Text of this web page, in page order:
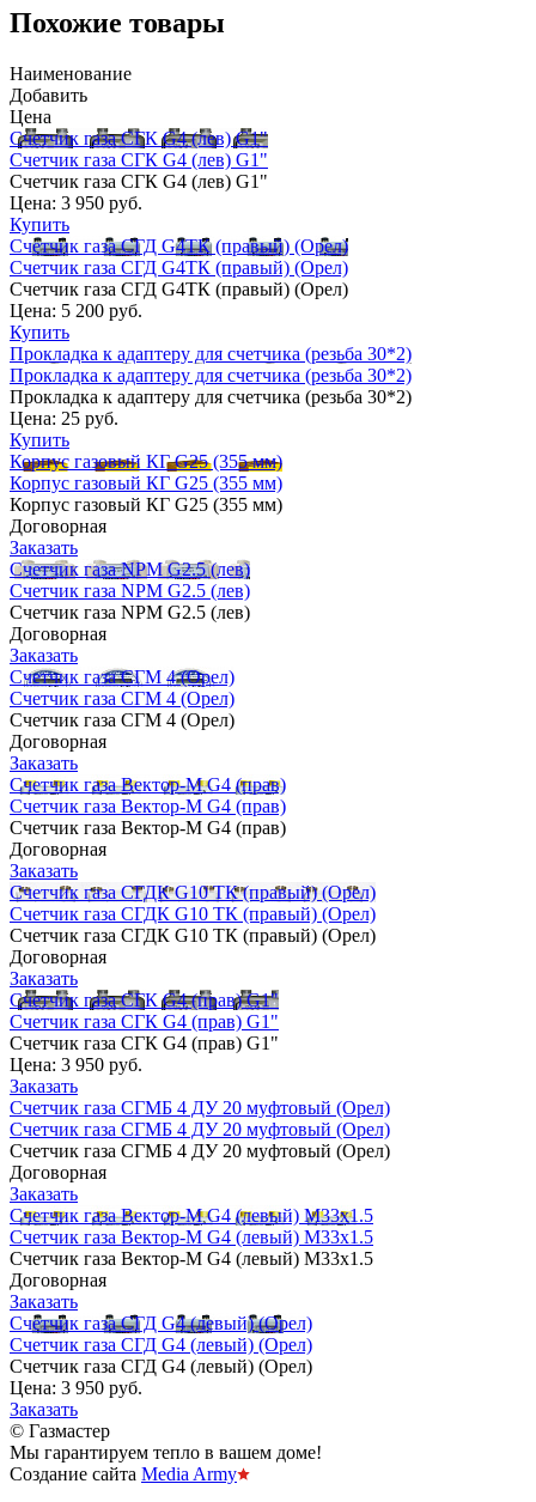
Похожие товары
Наименование
Добавить
Цена
Счетчик газа СГК G4 (лев) G1"
Счетчик газа СГК G4 (лев) G1"
Счетчик газа СГК G4 (лев) G1"
Цена: 3 950 руб.
Купить
Счетчик газа СГД G4ТК (правый) (Орел)
Счетчик газа СГД G4ТК (правый) (Орел)
Счетчик газа СГД G4ТК (правый) (Орел)
Цена: 5 200 руб.
Купить
Прокладка к адаптеру для счетчика (резьба 30*2)
Прокладка к адаптеру для счетчика (резьба 30*2)
Прокладка к адаптеру для счетчика (резьба 30*2)
Цена: 25 руб.
Купить
Корпус газовый КГ G25 (355 мм)
Корпус газовый КГ G25 (355 мм)
Корпус газовый КГ G25 (355 мм)
Договорная
Заказать
Счетчик газа NPM G2.5 (лев)
Счетчик газа NPM G2.5 (лев)
Счетчик газа NPM G2.5 (лев)
Договорная
Заказать
Счетчик газа СГМ 4 (Орел)
Счетчик газа СГМ 4 (Орел)
Счетчик газа СГМ 4 (Орел)
Договорная
Заказать
Счетчик газа Вектор-М G4 (прав)
Счетчик газа Вектор-М G4 (прав)
Счетчик газа Вектор-М G4 (прав)
Договорная
Заказать
Счетчик газа СГДК G10 ТК (правый) (Орел)
Счетчик газа СГДК G10 ТК (правый) (Орел)
Счетчик газа СГДК G10 ТК (правый) (Орел)
Договорная
Заказать
Счетчик газа СГК G4 (прав) G1"
Счетчик газа СГК G4 (прав) G1"
Счетчик газа СГК G4 (прав) G1"
Цена: 3 950 руб.
Заказать
Счетчик газа СГМБ 4 ДУ 20 муфтовый (Орел)
Счетчик газа СГМБ 4 ДУ 20 муфтовый (Орел)
Счетчик газа СГМБ 4 ДУ 20 муфтовый (Орел)
Договорная
Заказать
Счетчик газа Вектор-М G4 (левый) М33х1.5
Счетчик газа Вектор-М G4 (левый) М33х1.5
Счетчик газа Вектор-М G4 (левый) М33х1.5
Договорная
Заказать
Счетчик газа СГД G4 (левый) (Орел)
Счетчик газа СГД G4 (левый) (Орел)
Счетчик газа СГД G4 (левый) (Орел)
Цена: 3 950 руб.
Заказать
© Газмастер
Мы гарантируем тепло в вашем доме!
Создание сайта Media Army